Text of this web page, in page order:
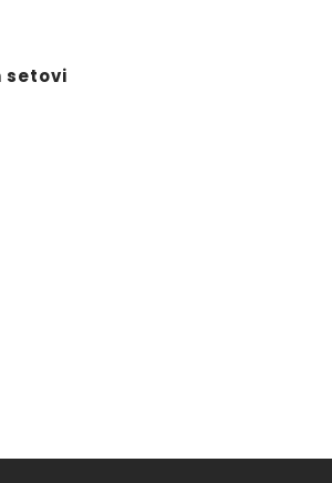
setovi